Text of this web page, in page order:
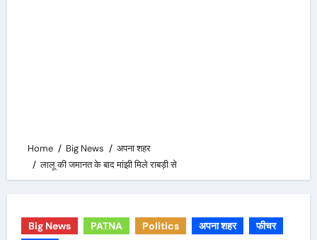
Home Big News
अपना शहर
लालू की जमानत के बाद मांझी मिले राबड़ी से
Big News PATNA Politics अपना शहर
फीचर